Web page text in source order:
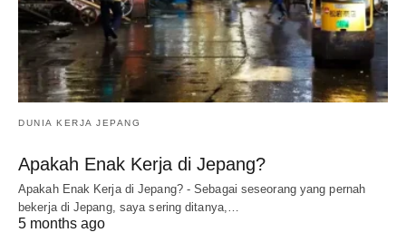
DUNIA KERJA JEPANG
Apakah Enak Kerja di Jepang?
Apakah Enak Kerja di Jepang? - Sebagai seseorang yang pernah
bekerja di Jepang, saya sering ditanya,…
5 months ago